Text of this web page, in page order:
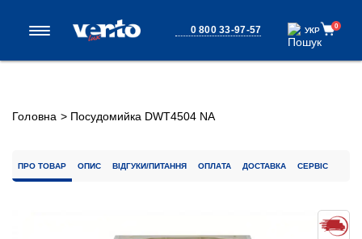
0 800 33-97-57 УКР
УКР 0
Головна > Посудомийка DWT4504 NA
ПРО ТОВАР ОПИС ВІДГУКИ/ПИТАННЯ ОПЛАТА ДОСТАВКА СЕРВІС